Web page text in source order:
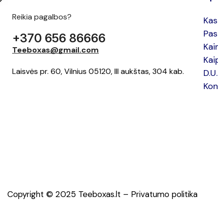
Reikia pagalbos?
+370 656 86666
Teeboxas@gmail.com
Laisvės pr. 60, Vilnius 05120, III aukštas, 304 kab.
Copyright © 2025 Teeboxas.lt – Privatumo politika